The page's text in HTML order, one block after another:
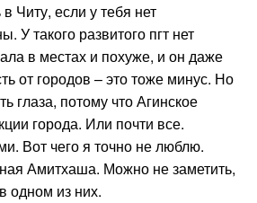
Читу, если у тебя нет
У такого развитого пгт нет
в местах и похуже, и он даже
от городов – это тоже минус. Но
глаза, потому что Агинское
города. Или почти все.
Вот чего я точно не люблю.
Амитхаша. Можно не заметить,
одном из них.